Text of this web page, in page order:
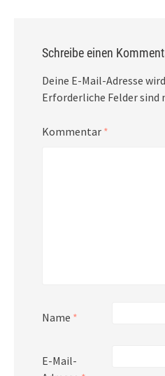
Schreibe einen
Deine E-Mail-Adresse
Erforderliche Felder sind
Kommentar *
Name *
E-Mail-